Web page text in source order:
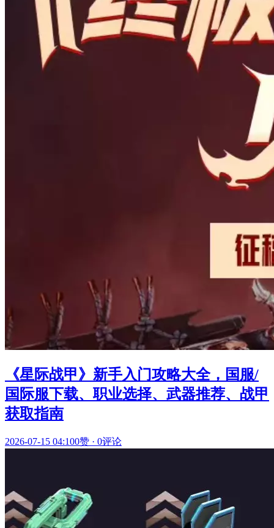
《星际战甲》新手入门攻略大全，国服/
国际服下载、职业选择、武器推荐、战甲
获取指南
2026-07-15 04:100赞 · 0评论